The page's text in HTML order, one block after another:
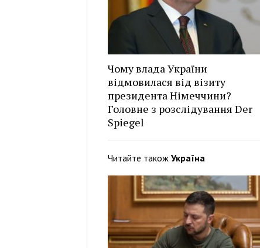
Чому влада України
відмовилася від візиту
президента Німеччини?
Головне з розслідування Der
Spiegel
Читайте також Україна